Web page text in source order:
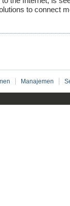
to connect
Manajemen